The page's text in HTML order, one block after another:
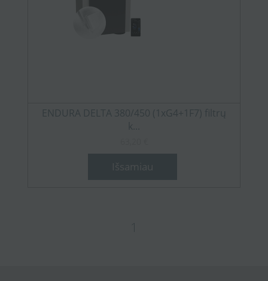
ENDURA DELTA 380/450 (1xG4+1F7) filtrų
k...
Išsamiau
1